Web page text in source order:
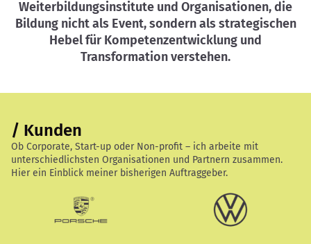
Weiterbildungsinstitute und Organisationen, die
Bildung nicht als Event, sondern als strategischen
Hebel für Kompetenzentwicklung und
Transformation verstehen.
/ Kunden
Ob Corporate, Start-up oder Non-profit – ich arbeite mit
unterschiedlichsten Organisationen und Partnern zusammen.
Hier ein Einblick meiner bisherigen Auftraggeber.